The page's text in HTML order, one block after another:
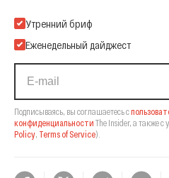
Подпишитесь на нашу Email-
Утренний бриф
Еженедельный дайджест
Подписываясь, вы соглашаетесь с
конфиденциальности The Insider, а также с
Policy, Terms of Service).